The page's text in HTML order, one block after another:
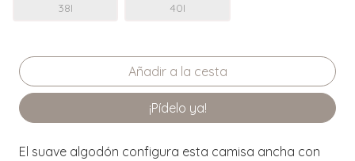
38I 40I
¡Pídelo ya!
El suave algodón configura esta camisa ancha con